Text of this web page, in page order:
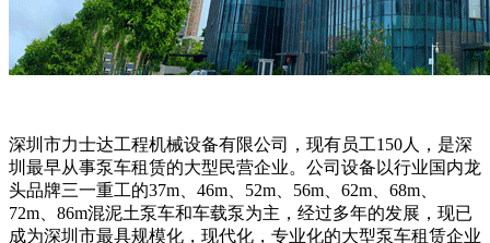
深圳市力士达工程机械设备有限公司，现有员工150人，是深
圳最早从事泵车租赁的大型民营企业。公司设备以行业国内龙
头品牌三一重工的37m、46m、52m、56m、62m、68m、
72m、86m混泥土泵车和车载泵为主，经过多年的发展，现已
成为深圳市最具规模化，现代化，专业化的大型泵车租赁企业